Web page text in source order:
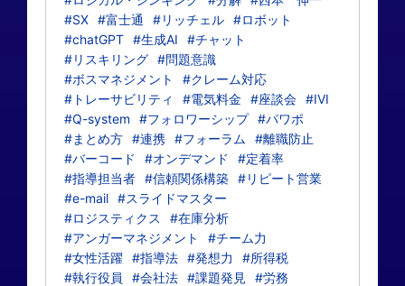
#SX #富士通 #リッチェル #ロボット
#chatGPT #生成AI
#チャット
#リスキリング #問題意識
#ボスマネジメント
#クレーム対応
#トレーサビリティ
#電気料金 #座談会 #IVI
#Q-system
#フォロワーシップ #パワポ
#まとめ方 #連携 #フォーラム
#離職防止
#バーコード
#オンデマンド
#定着率
#指導担当者 #信頼関係構築 #リピート営業
#e-mail #スライドマスター
#ロジスティクス
#在庫分析
#アンガーマネジメント
#チーム力
#女性活躍 #指導法 #発想力
#所得税
#執行役員
#会社法 #課題発見
#労務